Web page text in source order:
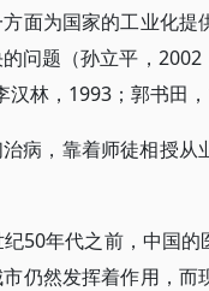
面为国家的工业化
问题（孙立平，
林，1993；郭书田
病，靠着师徒相授
50年代之前，中国
仍然发挥着作用，